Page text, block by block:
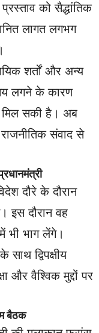
को सैद्धांतिक
लागत लगभग
शर्तों और अन्य
लगने के कारण
मिल सकी है। अब
संवाद से
दौरे के दौरान
इस दौरान वह
भी भाग लेंगे।
द्विपक्षीय
और वैश्विक मुद्दों पर
बैठक